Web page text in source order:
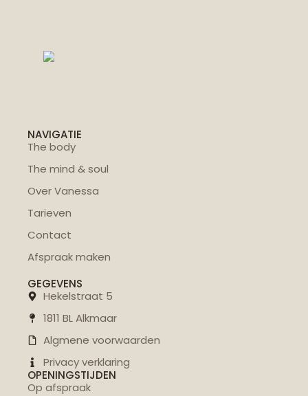
NAVIGATIE
The body
The mind & soul
Over Vanessa
Tarieven
Contact
Afspraak maken
GEGEVENS
Hekelstraat 5
1811 BL Alkmaar
Algmene voorwaarden
Privacy verklaring
OPENINGSTIJDEN
Op afspraak